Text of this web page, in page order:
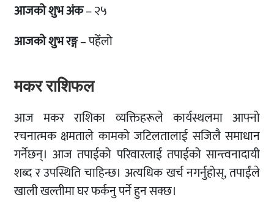
आजको शुभ अंक– २५
आजको शुभ रङ्ग– पहेँलो
मकर राशिफल
आज मकर राशिका व्यक्तिहरूले कार्यस्थलमा आफ्नो
रचनात्मक क्षमताले कामको जटिलतालाई सजिलै समाधान
गर्नेछन्। आज तपाईको परिवारलाई तपाईको सान्त्वनादायी
शब्द र उपस्थिति चाहिन्छ। अत्यधिक खर्च नगर्नुहोस्, तपाईंले
खाली खल्तीमा घर फर्कनु पर्ने हुन सक्छ।